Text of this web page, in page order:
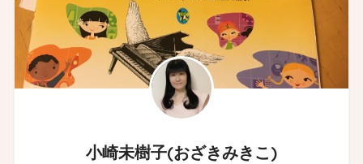
小崎未樹子(おざきみきこ)